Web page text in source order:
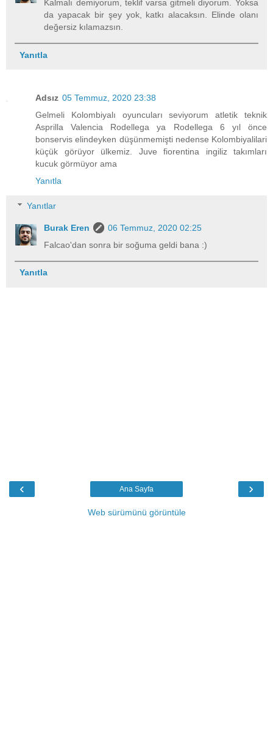
Kalmalı demiyorum, teklif varsa gitmeli diyorum. Yoksa
da yapacak bir şey yok, katkı alacaksın. Elinde olanı
değersiz kılamazsın.
Yanıtla
Adsız 05 Temmuz, 2020 23:38
Gelmeli Kolombiyalı oyuncuları seviyorum atletik teknik
Asprilla Valencia Rodellega ya Rodellega 6 yıl önce
bonservis elindeyken düşünmemişti nedense Kolombiyalilari
küçük görüyor ülkemiz. Juve fiorentina ingiliz takımları
kucuk görmüyor ama
Yanıtla
Yanıtlar
Burak Eren
06 Temmuz, 2020 02:25
Falcao'dan sonra bir soğuma geldi bana :)
Yanıtla
‹ ›
Ana Sayfa
Web sürümünü görüntüle